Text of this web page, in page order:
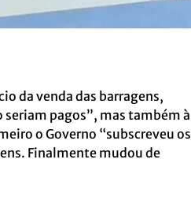
da venda das barragens,
pagos”, mas também à
o Governo “subscreveu os
Finalmente mudou de